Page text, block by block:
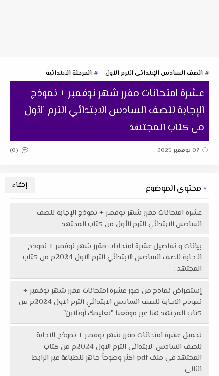
الصف السادس الإبتدائى الترم الأول المرحلة الابتدائية
عشرة امتحانات مقرر شهر نوفمبر + نموذج
الإجابة للصف السادس الابتدائي الترم الأول
من كتاب المجتهد
07 نوفمبر 2025 (0)
محتوى الموضوع
عشرة امتحانات مقرر شهر نوفمبر + نموذج الإجابة للصف
السادس الابتدائي الترم الأول من كتاب المجتهد
بيانات و تفاصيل عشرة امتحانات مقرر شهر نوفمبر + نموذج
الاجابة للصف السادس الابتدائي الترم الاول 2024م من كتاب
المجتهد :
إستعراض نماذج من صور عشرة امتحانات مقرر شهر نوفمبر +
نموذج الاجابة للصف السادس الابتدائي الترم الاول 2024م من
كتاب المجتهد هنا عبر موقعنا "تعليمك أونلاين"
تحميل عشرة امتحانات مقرر شهر نوفمبر + نموذج الاجابة
للصف السادس الابتدائي الترم الاول 2024م من كتاب
المجتهد في ملف pdf اكثر وضوحاً جاهز للطباعة عبر الرابط
التالى